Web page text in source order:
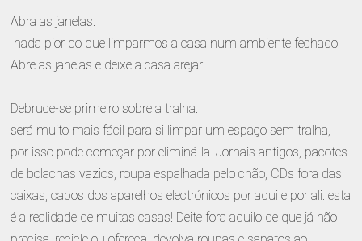
Abra as janelas:
nada pior do que limparmos a casa num ambiente fechado.
Abre as janelas e deixe a casa arejar.
Debruce-se primeiro sobre a tralha:
será muito mais fácil para si limpar um espaço sem tralha,
por isso pode começar por eliminá-la. Jornais antigos, pacotes
de bolachas vazios, roupa espalhada pelo chão, CDs fora das
caixas, cabos dos aparelhos electrónicos por aqui e por ali: esta
é a realidade de muitas casas! Deite fora aquilo de que já não